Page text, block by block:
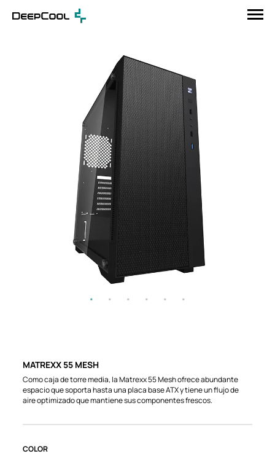
MATREXX 55 MESH
Como caja de torre media, la Matrexx 55 Mesh ofrece abundante
espacio que soporta hasta una placa base ATX y tiene un flujo de
aire optimizado que mantiene sus componentes frescos.
COLOR